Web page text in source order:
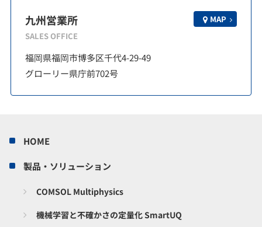
九州営業所
SALES OFFICE
MAP
福岡県福岡市博多区千代4-29-49
グローリー県庁前702号
HOME
製品・ソリューション
COMSOL Multiphysics
機械学習と不確かさの定量化 SmartUQ